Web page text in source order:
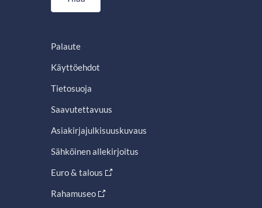
Palaute
Käyttöehdot
Tietosuoja
Saavutettavuus
Asiakirjajulkisuuskuvaus
Sähköinen allekirjoitus
Euro & talous
Rahamuseo